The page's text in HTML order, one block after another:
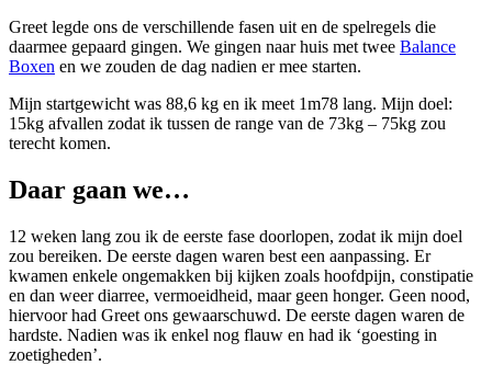
Greet legde ons de verschillende fasen uit en de spelregels die
daarmee gepaard gingen. We gingen naar huis met twee Balance
Boxen en we zouden de dag nadien er mee starten.
Mijn startgewicht was 88,6 kg en ik meet 1m78 lang. Mijn doel:
15kg afvallen zodat ik tussen de range van de 73kg – 75kg zou
terecht komen.
Daar gaan we…
12 weken lang zou ik de eerste fase doorlopen, zodat ik mijn doel
zou bereiken. De eerste dagen waren best een aanpassing. Er
kwamen enkele ongemakken bij kijken zoals hoofdpijn, constipatie
en dan weer diarree, vermoeidheid, maar geen honger. Geen nood,
hiervoor had Greet ons gewaarschuwd. De eerste dagen waren de
hardste. Nadien was ik enkel nog flauw en had ik ‘goesting in
zoetigheden’.